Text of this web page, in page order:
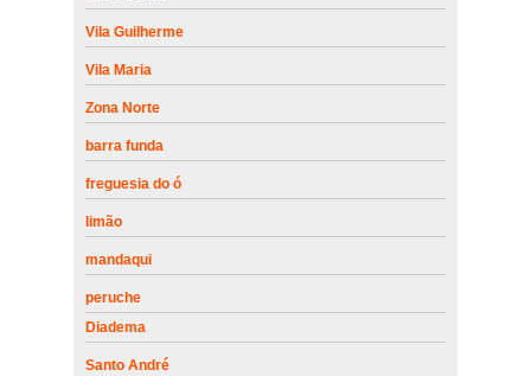
Vila Guilherme
Vila Maria
Zona Norte
barra funda
freguesia do ó
limão
mandaqui
peruche
Diadema
Santo André